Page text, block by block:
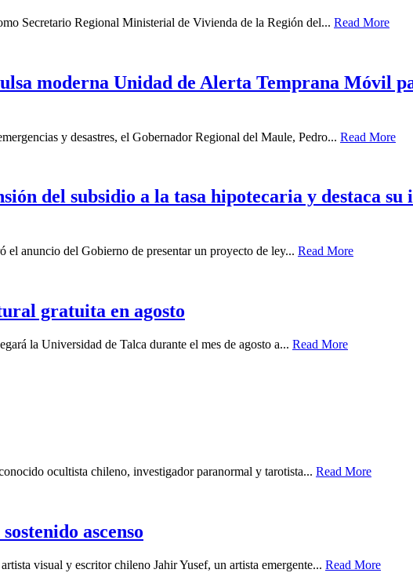
Secretario Regional Ministerial de Vivienda de la Región del... Read More
moderna Unidad de Alerta Temprana Móvil
y desastres, el Gobernador Regional del Maule, Pedro... Read More
del subsidio a la tasa hipotecaria y destaca
anuncio del Gobierno de presentar un proyecto de ley... Read More
gratuita en agosto
la Universidad de Talca durante el mes de agosto a... Read More
ocultista chileno, investigador paranormal y tarotista... Read More
ascenso
visual y escritor chileno Jahir Yusef, un artista emergente... Read More